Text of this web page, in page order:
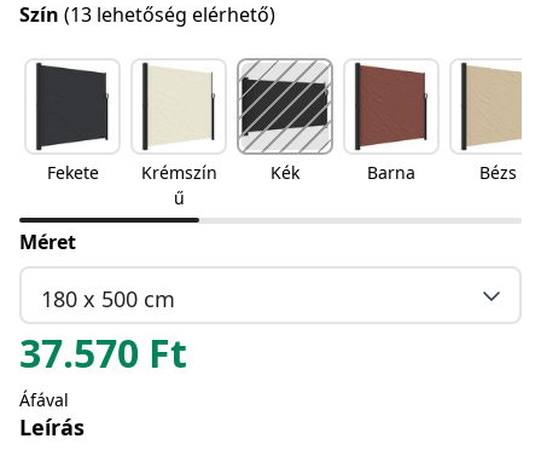
Szín (13 lehetőség elérhető)
Fekete
Krémszín
ű
Kék Barna Bézs
Méret
180 x 500 cm
37.570 Ft
Áfával
Leírás